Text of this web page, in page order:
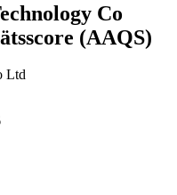
Co
(AAQS)
Ltd